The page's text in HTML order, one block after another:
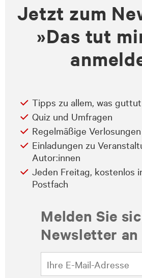
Jetzt zum
»Das tut
Tipps zu allem, was guttut
Quiz und Umfragen
Regelmäßige Verlosungen
Einladungen zu
Autor:innen
Jeden Freitag, kostenlos
Postfach
Melden Sie
Newsletter an